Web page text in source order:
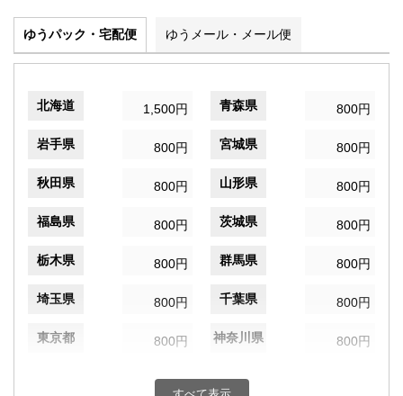
ゆうパック・宅配便 ゆうメール・メール便
北海道 1,500円 青森県 800円
岩手県 800円 宮城県 800円
秋田県 800円 山形県 800円
福島県 800円 茨城県 800円
栃木県 800円 群馬県 800円
埼玉県 800円 千葉県 800円
東京都 800円 神奈川県 800円
800円 富山県